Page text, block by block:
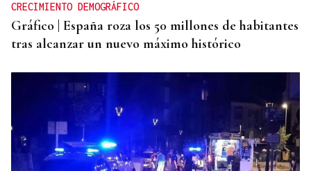
CRECIMIENTO DEMOGRÁFICO
Gráfico | España roza los 50 millones de habitantes
tras alcanzar un nuevo máximo histórico